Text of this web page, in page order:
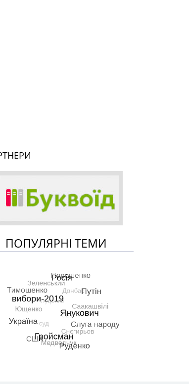
ПОПУЛЯРНІ ТЕМИ